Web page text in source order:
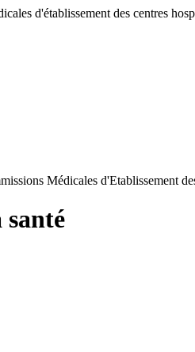
d'établissement des centres
Médicales d'Etablissement